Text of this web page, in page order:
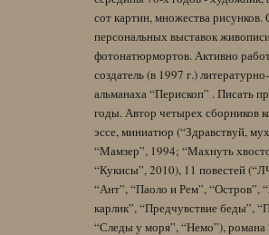
сот картин, множества рисунков.
персональных выставок
фотонатюрмортов. Активно
создатель (в 1997 г.)
альманаха “Перископ” . Писать
годы. Автор четырех сборников
эссе, миниатюр (“Здравствуй,
“Мамзер”, 1994; “Махнуть
“Кукисы”, 2010), 11 повестей
“Ант”, “Паоло и Рем”, “Остров”,
карлик”, “Предчувствие беды”,
“Следы у моря”, “Немо”),